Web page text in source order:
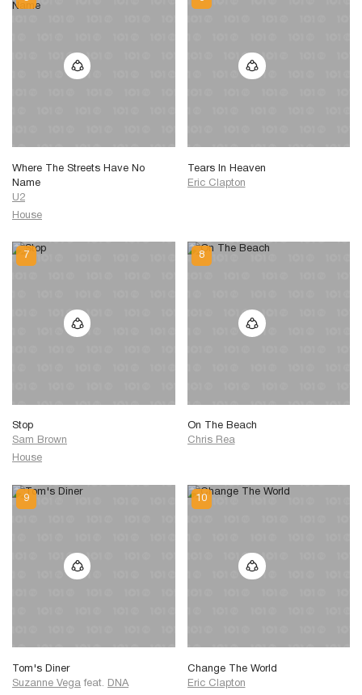
Where The Streets Have No
Name
U2
House
Tears In Heaven
Eric Clapton
Stop
Sam Brown
House
On The Beach
Chris Rea
Tom's Diner
Suzanne Vega feat. DNA
Change The World
Eric Clapton